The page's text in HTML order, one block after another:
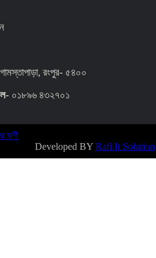
রংপুর- ৫৪০০
- ০১৮৯৬ ৪৩২৭০১
বাণী
Developed BY Rafi It Solution